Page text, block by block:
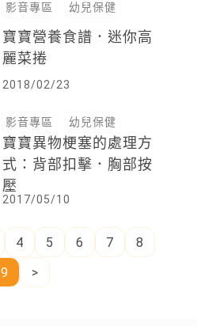
影音專區 幼兒保健
寶寶營養食譜．迷你高
麗菜捲
2018/02/23
影音專區 幼兒保健
寶寶異物梗塞的處理方
式：背部扣擊．胸部按
壓
2017/05/10
4 5 6 7
8
9
>